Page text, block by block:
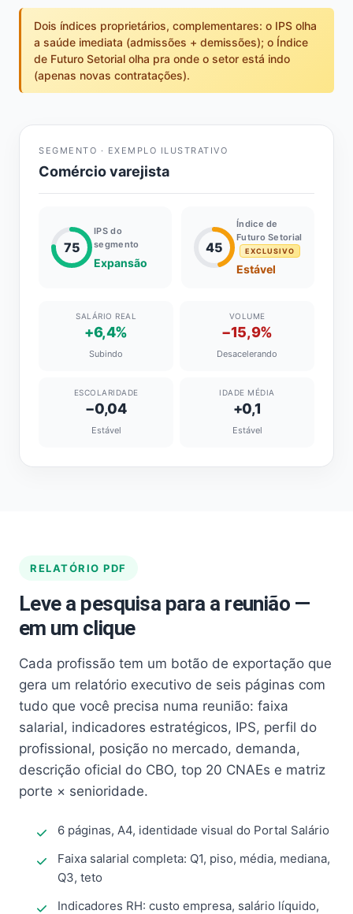
Dois índices proprietários, complementares: o IPS olha
a saúde imediata (admissões + demissões); o Índice
de Futuro Setorial olha pra onde o setor está indo
(apenas novas contratações).
SEGMENTO · EXEMPLO ILUSTRATIVO
Comércio varejista
75
IPS do
segmento
Expansão
45
Índice de
Futuro Setorial
EXCLUSIVO
Estável
SALÁRIO REAL
+6,4%
Subindo
VOLUME
−15,9%
Desacelerando
ESCOLARIDADE
−0,04
Estável
IDADE MÉDIA
+0,1
Estável
RELATÓRIO PDF
Leve a pesquisa para a reunião —
em um clique
Cada profissão tem um botão de exportação que
gera um relatório executivo de seis páginas com
tudo que você precisa numa reunião: faixa
salarial, indicadores estratégicos, IPS, perfil do
profissional, posição no mercado, demanda,
descrição oficial do CBO, top 20 CNAEs e matriz
porte × senioridade.
6 páginas, A4, identidade visual do Portal Salário
Faixa salarial completa: Q1, piso, média, mediana,
Q3, teto
Indicadores RH: custo empresa, salário líquido,